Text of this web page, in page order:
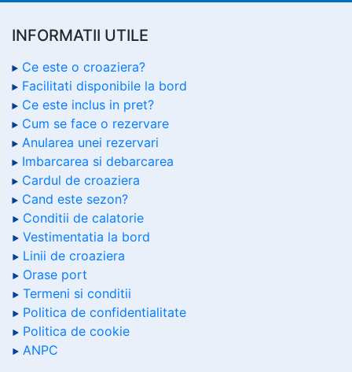
INFORMATII UTILE
Ce este o croaziera?
Facilitati disponibile la bord
Ce este inclus in pret?
Cum se face o rezervare
Anularea unei rezervari
Imbarcarea si debarcarea
Cardul de croaziera
Cand este sezon?
Conditii de calatorie
Vestimentatia la bord
Linii de croaziera
Orase port
Termeni si conditii
Politica de confidentialitate
Politica de cookie
ANPC